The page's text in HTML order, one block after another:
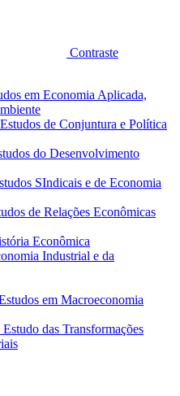
Contraste
em Economia Aplicada,
de Conjuntura e Política
do Desenvolvimento
SIndicais e de Economia
de Relações Econômicas
Econômica
Industrial e da
em Macroeconomia
das Transformações